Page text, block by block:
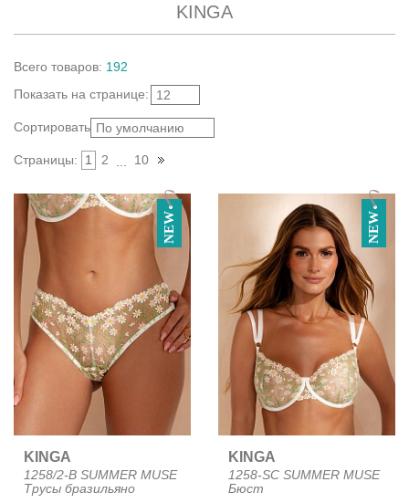
85G (23)
85J (10)
90B (35)
90D (47)
90G (13)
90H (8)
90I (10)
95A (1)
95B (19)
95C (30)
95D (28)
95E (24)
95G (9)
95H (8)
KINGA
Всего товаров: 192
Показать на странице: 12
Сортировать: По умолчанию
Страницы: 1 2 10
NEW
KINGA
1258/2-B SUMMER MUSE
Трусы бразильяно
NEW
KINGA
1258-SC SUMMER MUSE
Бюст